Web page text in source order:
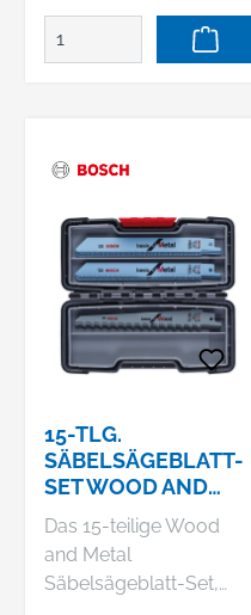
Kurvenschnitte in
Weichholz.
15-TLG.
SÄBELSÄGEBLATT-
SET WOOD AND
METAL BASIC
Das 15-teilige Wood
and Metal
Säbelsägeblatt-Set,